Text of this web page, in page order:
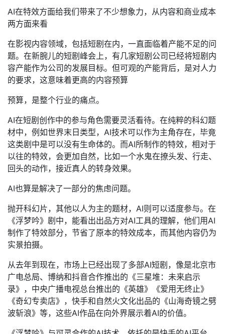
AI在特效方面给我们带来了不少想象力，从内容和商业成本
两方面来看
在影视内容领域，包括短剧在内，一直面临着产能不足的问
题。在新腕儿的短剧峰会上，有几家短剧公司已经将短剧内
容产能作为公司的发展目标。但可观的产能背后，是对人力
的要求，这意味着更高的内容预算
预算，是整个行业的痛点。
AI在短剧创作中的参与角色需要灵活看待。在纯粹的科幻题
材中，例如世界末日类型，AI技术可以作为主角存在，毕竟
这类剧中是可以没有生命体的。而AI所制作的特效，相对于
以往的特效，会更加自然，比如一个水鬼在撩头发、行走、
回头的动作，接近真人的转身效果。
AI也算是解决了一部分的焦虑问题。
抛开科幻片，其他以人为主的题材，AI则可以适度参与。在
《浮梦吟》剧中，能看出出品方对AI工具的理解，他们用AI
制作了特效部分，节省了原本的特效成本，而其他内容仍为
实景拍摄。
从去年到现在，市场上已经出现了多部AI短剧，像是北京市
广电总局、博纳和抖音合作推出的《三星堆：未来启示
录》，中央广播电视总台推出的《英雄》《爱用无终止》
《奇幻专卖店》，快手和自然火文化出品的《山海奇镜之劈
波斩浪》等，这些AI作品在向外界展示着AI的价值。